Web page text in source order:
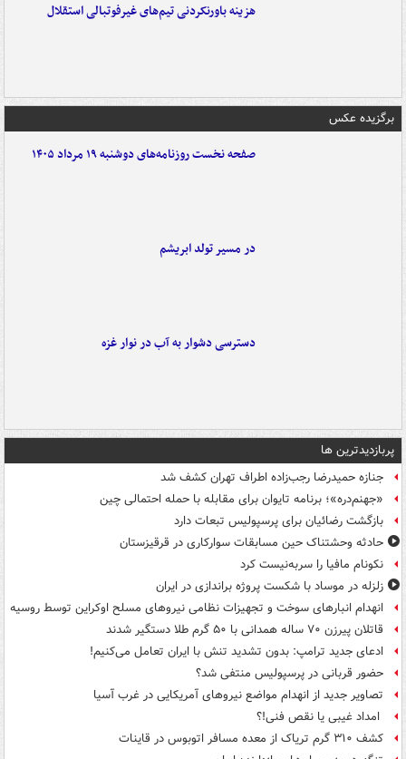
هزینه باورنکردنی تیم‌های غیرفوتبالی استقلال
برگزیده عکس
صفحه نخست روزنامه‌های دوشنبه ۱۹ مرداد ۱۴۰۵
در مسیر تولد ابریشم
دسترسی دشوار به آب در نوار غزه
پربازدیدترین ها
جنازه حمیدرضا رجب‌زاده اطراف تهران کشف شد
«جهنم‌دره»؛ برنامه تایوان برای مقابله با حمله احتمالی چین
بازگشت رضائیان برای پرسپولیس تبعات دارد
حادثه وحشتناک حین مسابقات سوارکاری در قرقیزستان
نکونام مافیا را سربه‌نیست کرد
زلزله در موساد با شکست پروژه براندازی در ایران
انهدام انبارهای سوخت و تجهیزات نظامی نیروهای مسلح اوکراین توسط روسیه
قاتلان پیرزن ۷۰ ساله همدانی با ۵۰ گرم طلا دستگیر شدند
ادعای جدید ترامپ: بدون تشدید تنش با ایران تعامل می‌کنیم!
حضور قربانی در پرسپولیس منتفی شد؟
تصاویر جدید از انهدام مواضع نیروهای آمریکایی در غرب آسیا
امداد غیبی یا نقص فنی!؟
کشف ۳۱۰ گرم تریاک از معده مسافر اتوبوس در قاینات